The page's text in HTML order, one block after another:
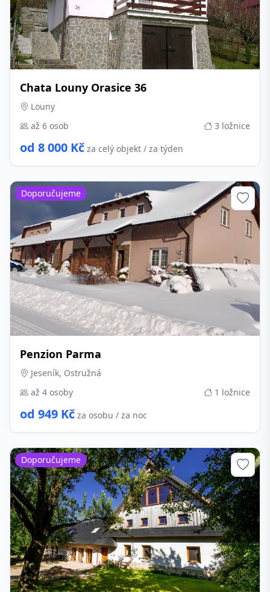
Chata Louny Orasice 36
Louny
až 6 osob
3 ložnice
od 8 000 Kč za celý objekt / za týden
Penzion Parma
Jeseník, Ostružná
až 4 osoby
1 ložnice
od 949 Kč za osobu / za noc
Doporučujeme
Doporučujeme